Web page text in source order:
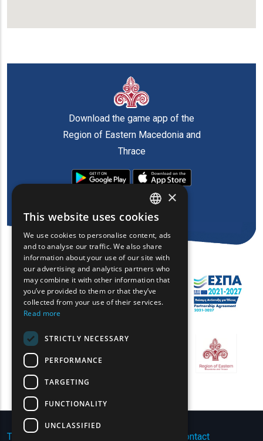
Download the game app of the
Region of Eastern Macedonia and
Thrace
Terms of Use | Privacy Policy Contact
ENGLISH
GREEK
FRENCH
BULGARIAN
GERMAN
×
This website uses cookies
We use cookies to personalise content, ads
and to analyse our traffic. We also share
information about your use of our site with
our advertising and analytics partners who
may combine it with other information that
you’ve provided to them or that they’ve
collected from your use of their services.
Read more
STRICTLY NECESSARY
PERFORMANCE
TARGETING
FUNCTIONALITY
UNCLASSIFIED